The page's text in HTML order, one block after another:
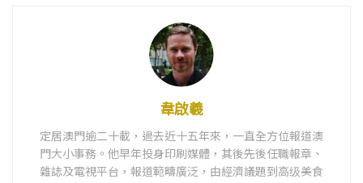
韋啟羲
定居澳門逾二十載，過去近十五年來，一直全方位報道澳
門大小事務。他早年投身印刷媒體，其後先後任職報章、
雜誌及電視平台，報道範疇廣泛，由經濟議題到高级美食